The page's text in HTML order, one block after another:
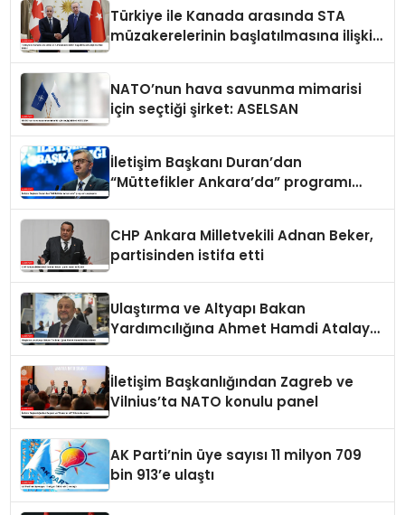
Türkiye ile Kanada arasında STA
müzakerelerinin başlatılmasına ilişkin
NATO’nun hava savunma mimarisi
için seçtiği şirket: ASELSAN
İletişim Başkanı Duran’dan
“Müttefikler Ankara’da” programı
CHP Ankara Milletvekili Adnan Beker,
partisinden istifa etti
Ulaştırma ve Altyapı Bakan
Yardımcılığına Ahmet Hamdi Atalay
İletişim Başkanlığından Zagreb ve
Vilnius’ta NATO konulu panel
AK Parti’nin üye sayısı 11 milyon 709
bin 913’e ulaştı